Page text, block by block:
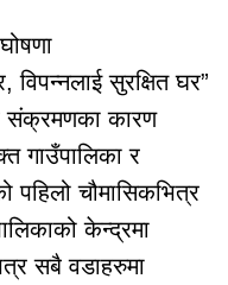
विपन्नलाई सुरक्षित घर”
संक्रमणका कारण
गाउँपालिका र
पहिलो चौमासिकभित्र
केन्द्रमा
सबै वडाहरुमा